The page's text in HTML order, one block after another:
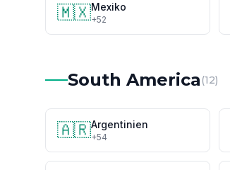
🇲🇽Mexiko
+52
South America(12)
🇦🇷Argentinien
+54